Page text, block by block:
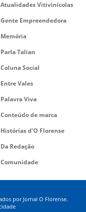
Atualidades Vitivinícolas
Gente Empreendedora
Memória
Parla Talian
Coluna Social
Entre Vales
Palavra Viva
Conteúdo de marca
Histórias d’O Florense
Da Redação
Comunidade
por Jornal O Florense.